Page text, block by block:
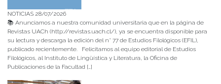
NOTICIAS 28/07/2026
📚 Anunciamos a nuestra comunidad universitaria que en la página de
Revistas UACh (http://revistas.uach.cl/), ya se encuentra disponible para
su lectura y descarga la edición del n° 77 de Estudios Filológicos (EFIL),
publicado recientemente. Felicitamos al equipo editorial de Estudios
Filológicos, al Instituto de Lingüística y Literatura, la Oficina de
Publicaciones de la Facultad […]